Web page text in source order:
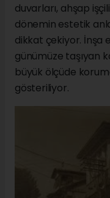
duvarları, ahşap
dönemin estetik
dikkat çekiyor. İnşa
günümüze taşıyan
büyük ölçüde
gösteriliyor.